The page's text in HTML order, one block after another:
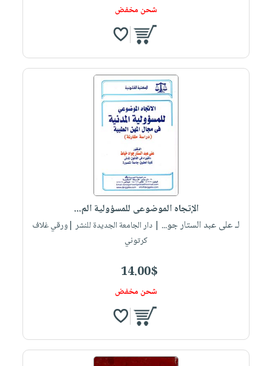
شحن مخفض
الإتجاه الموضوعى للمسؤولية الم...
لـ على عبد الستار جو... | دار الجامعة الجديدة للنشر |ورقي غلاف
كرتوني
14.00$
شحن مخفض